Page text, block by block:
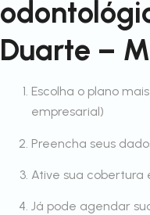
Duarte –
Escolha o plano
empresarial)
Preencha seus
Ative sua cobertura
Já pode agendar